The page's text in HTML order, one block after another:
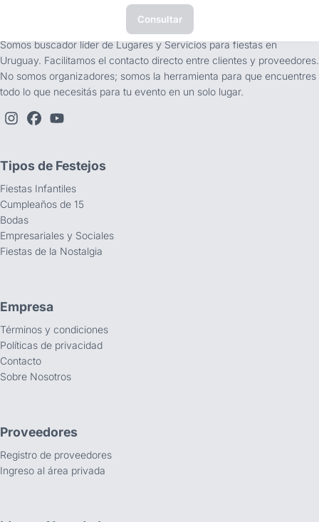
Consultar
Somos buscador líder de Lugares y Servicios para fiestas en
Uruguay. Facilitamos el contacto directo entre clientes y proveedores.
No somos organizadores; somos la herramienta para que encuentres
todo lo que necesitás para tu evento en un solo lugar.
Tipos de Festejos
Fiestas Infantiles
Cumpleaños de 15
Bodas
Empresariales y Sociales
Fiestas de la Nostalgia
Empresa
Términos y condiciones
Políticas de privacidad
Contacto
Sobre Nosotros
Proveedores
Registro de proveedores
Ingreso al área privada